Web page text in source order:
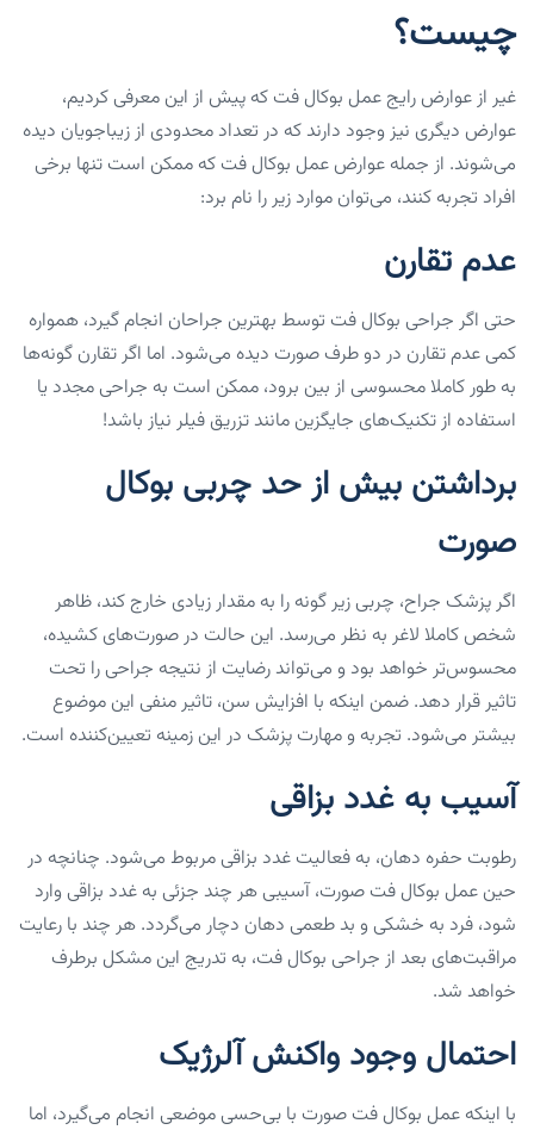
چیست؟
غیر از عوارض رایج عمل بوکال فت که پیش از این معرفی کردیم،
عوارض دیگری نیز وجود دارند که در تعداد محدودی از زیباجویان دیده
می‌شوند. از جمله عوارض عمل بوکال فت که ممکن است تنها برخی
افراد تجربه کنند، می‌توان موارد زیر را نام برد:
عدم تقارن
حتی اگر جراحی بوکال فت توسط بهترین جراحان انجام گیرد، همواره
کمی عدم تقارن در دو طرف صورت دیده می‌شود. اما اگر تقارن گونه‌ها
به طور کاملا محسوسی از بین برود، ممکن است به جراحی مجدد یا
استفاده از تکنیک‌های جایگزین مانند تزریق فیلر نیاز باشد!
برداشتن بیش از حد چربی بوکال
صورت
اگر پزشک جراح، چربی زیر گونه را به مقدار زیادی خارج کند، ظاهر
شخص کاملا لاغر به نظر می‌رسد. این حالت در صورت‌های کشیده،
محسوس‌تر خواهد بود و می‌تواند رضایت از نتیجه جراحی را تحت
تاثیر قرار دهد. ضمن اینکه با افزایش سن، تاثیر منفی این موضوع
بیشتر می‌شود. تجربه و مهارت پزشک در این زمینه تعیین‌کننده است.
آسیب به غدد بزاقی
رطوبت حفره دهان، به فعالیت غدد بزاقی مربوط می‌شود. چنانچه در
حین عمل بوکال فت صورت، آسیبی هر چند جزئی به غدد بزاقی وارد
شود، فرد به خشکی و بد طعمی دهان دچار می‌گردد. هر چند با رعایت
مراقبت‌های بعد از جراحی بوکال فت، به تدریج این مشکل برطرف
خواهد شد.
احتمال وجود واکنش آلرژیک
با اینکه عمل بوکال فت صورت با بی‌حسی موضعی انجام می‌گیرد، اما